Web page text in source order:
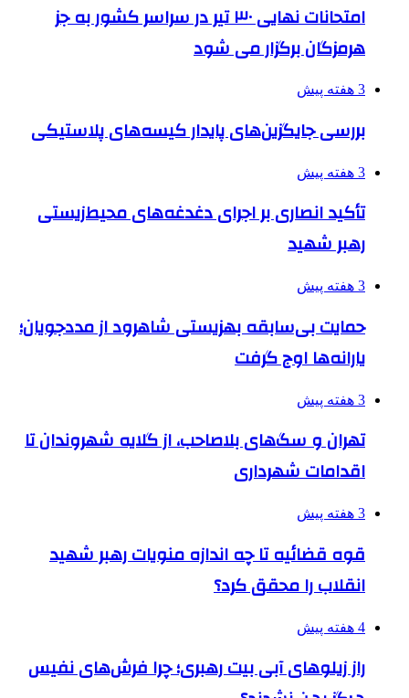
امتحانات نهایی ۳۰ تیر در سراسر کشور به جز
هرمزگان برگزار می شود
3 هفته پیش
بررسی جایگزین‌های پایدار کیسه‌های پلاستیکی
3 هفته پیش
تأکید انصاری بر اجرای دغدغه‌های محیط‌زیستی
رهبر شهید
3 هفته پیش
حمایت بی‌سابقه بهزیستی شاهرود از مددجویان؛
یارانه‌ها اوج گرفت
3 هفته پیش
تهران و سگ‌های بلاصاحب، از گلایه شهروندان تا
اقدامات شهرداری
3 هفته پیش
قوه قضائیه تا چه اندازه منویات رهبر شهید
انقلاب را محقق کرد؟
4 هفته پیش
راز زیلوهای آبی بیت رهبری؛ چرا فرش‌های نفیس